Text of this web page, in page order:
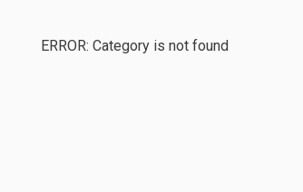
ERROR: Category is not found